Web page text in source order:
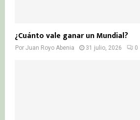
¿Cuánto vale ganar un Mundial?
Por Juan Royo Abenia 31 julio, 2026 0